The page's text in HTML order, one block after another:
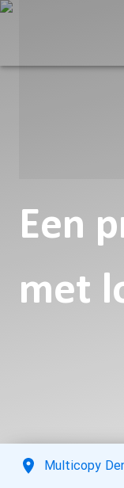
Een
met
Multicopy